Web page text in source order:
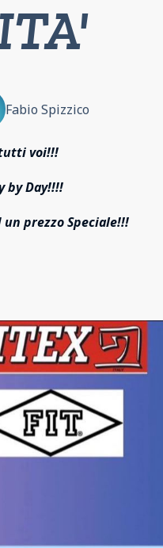
Fabio Spizzico
voi!!!
by Day!!!!
prezzo Speciale!!!